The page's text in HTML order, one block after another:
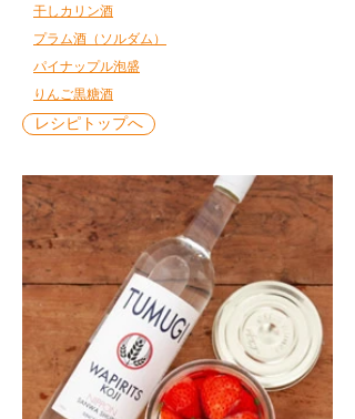
干しカリン酒
プラム酒（ソルダム）
パイナップル泡盛
りんご黒糖酒
レシピトップへ